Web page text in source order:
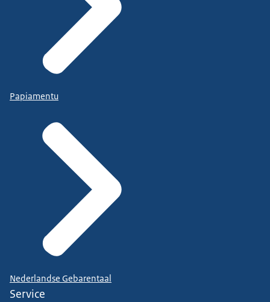
Papiamentu
Nederlandse Gebarentaal
Service